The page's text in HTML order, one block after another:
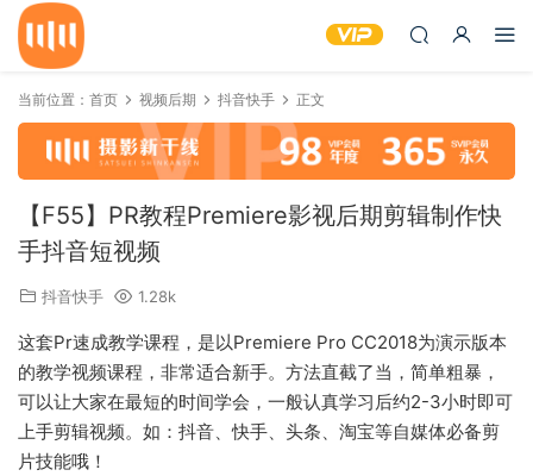
当前位置： 首页 视频后期 抖音快手 正文
【F55】PR教程Premiere影视后期剪辑制作快
手抖音短视频
抖音快手 1.28k
这套Pr速成教学课程，是以Premiere Pro CC2018为演示版本
的教学视频课程，非常适合新手。方法直截了当，简单粗暴，
可以让大家在最短的时间学会，一般认真学习后约2-3小时即可
上手剪辑视频。如：抖音、快手、头条、淘宝等自媒体必备剪
片技能哦！